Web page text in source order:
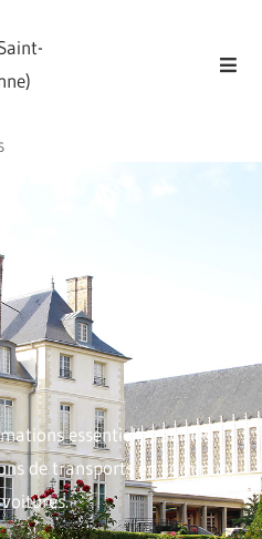
essentielles sur les
de transports en commun